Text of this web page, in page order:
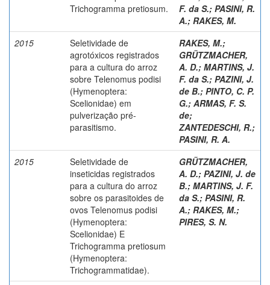
Trichogramma pretiosum.
F. da S.; PASINI, R.
A.; RAKES, M.
2015
Seletividade de
agrotóxicos registrados
para a cultura do arroz
sobre Telenomus podisi
(Hymenoptera:
Scelionidae) em
pulverização pré-
parasitismo.
RAKES, M.;
GRÜTZMACHER,
A. D.; MARTINS, J.
F. da S.; PAZINI, J.
de B.; PINTO, C. P.
G.; ARMAS, F. S.
de;
ZANTEDESCHI, R.;
PASINI, R. A.
2015
Seletividade de
inseticidas registrados
para a cultura do arroz
sobre os parasitoides de
ovos Telenomus podisi
(Hymenoptera:
Scelionidae) E
Trichogramma pretiosum
(Hymenoptera:
Trichogrammatidae).
GRÜTZMACHER,
A. D.; PAZINI, J. de
B.; MARTINS, J. F.
da S.; PASINI, R.
A.; RAKES, M.;
PIRES, S. N.